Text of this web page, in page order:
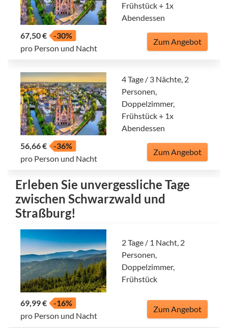
Frühstück + 1x
Abendessen
67,50 €
-30%
pro Person und Nacht
Zum Angebot
4 Tage / 3 Nächte, 2
Personen,
Doppelzimmer,
Frühstück + 1x
Abendessen
56,66 €
-36%
pro Person und Nacht
Zum Angebot
Erleben Sie unvergessliche Tage
zwischen Schwarzwald und
Straßburg!
2 Tage / 1 Nacht, 2
Personen,
Doppelzimmer,
Frühstück
69,99 €
-16%
pro Person und Nacht
Zum Angebot